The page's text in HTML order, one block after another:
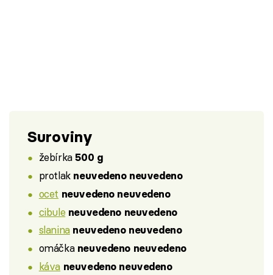
Suroviny
žebírka500 g
protlak neuvedeno neuvedeno
ocet neuvedeno neuvedeno
cibule neuvedeno neuvedeno
slanina neuvedeno neuvedeno
omáčka neuvedeno neuvedeno
káva neuvedeno neuvedeno